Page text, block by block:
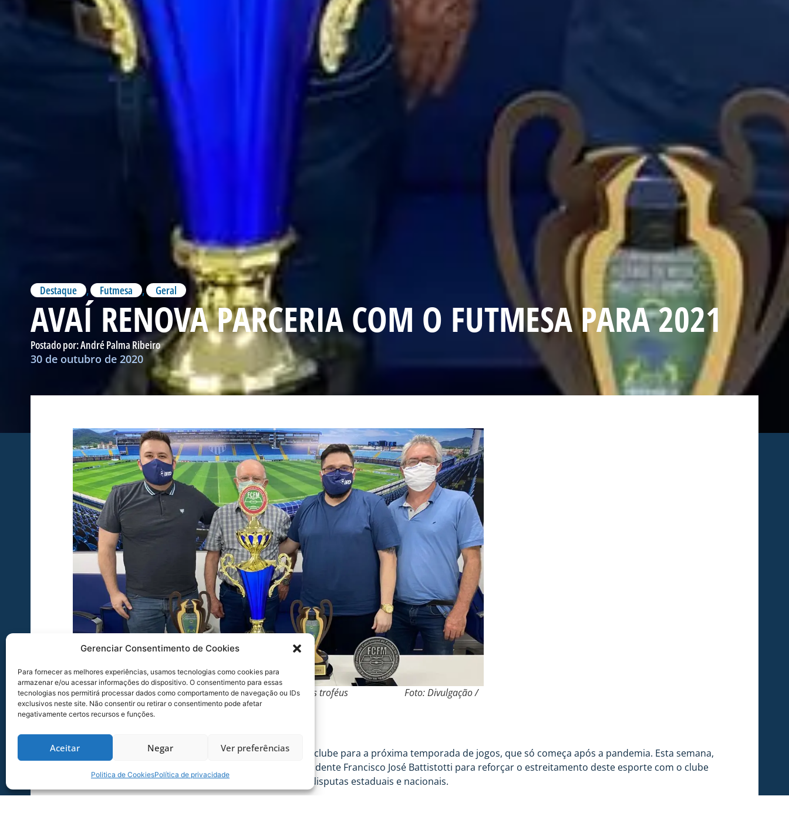
Gerenciar Consentimento de Cookies
Para fornecer as melhores experiências, usamos tecnologias como cookies para
armazenar e/ou acessar informações do dispositivo. O consentimento para essas
tecnologias nos permitirá processar dados como comportamento de navegação ou IDs
exclusivos neste site. Não consentir ou retirar o consentimento pode afetar
negativamente certos recursos e funções.
Aceitar Negar Ver preferências
Politica de CookiesPolítica de privacidade
Destaque , Futmesa , Geral
AVAÍ RENOVA PARCERIA COM O FUTMESA PARA 2021
Postado por:André Palma Ribeiro
30 de outubro de 2020
Wagner, Battistotti, Capela e Ivan Ecco na apresentação dos troféus Foto: Divulgação /
Avaí FC
O Avaí Futmesa vai renovar seu contrato de parceria com o clube para a próxima temporada de jogos, que só começa após a pandemia. Esta semana,
Roberto Capella, presidente do Avaí Futmesa, visitou o presidente Francisco José Battistotti para reforçar o estreitamento deste esporte com o clube
azurra e apresentar os troféus das últimas conquistas nas disputas estaduais e nacionais.